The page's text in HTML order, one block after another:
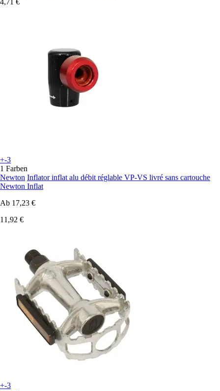
+-3
1 Farben
Newton Inflator inflat alu débit réglable VP-VS livré sans cartouche
Newton Inflat
Ab 17,23 €
11,92 €
+-3